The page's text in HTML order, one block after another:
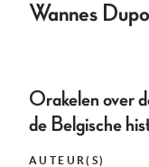
Wannes
Orakelen over
de Belgische
AUTEUR(S)